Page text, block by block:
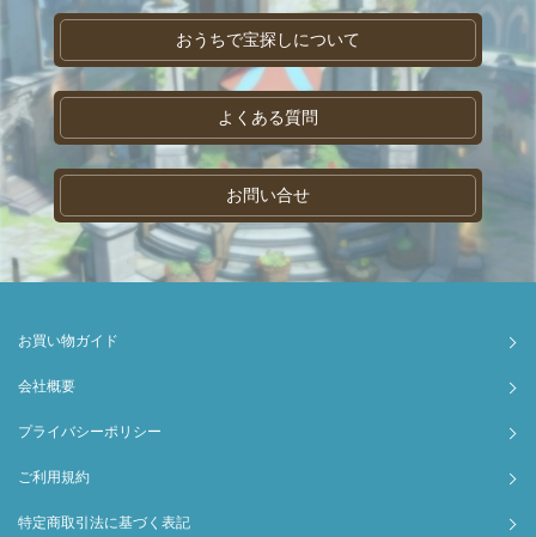
おうちで宝探しについて
よくある質問
お問い合せ
お買い物ガイド
会社概要
プライバシーポリシー
ご利用規約
特定商取引法に基づく表記